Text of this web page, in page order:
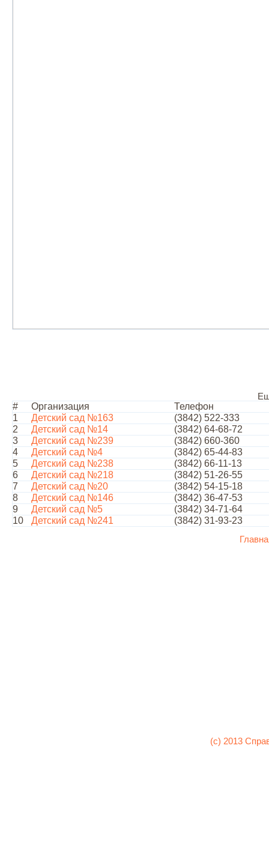
# Организация
Телефон
1
Детский сад №163
(3842) 522-333
2
Детский сад №14
(3842) 64-68-72
3
Детский сад №239
(3842) 660-360
4
Детский сад №4
(3842) 65-44-83
5
Детский сад №238
(3842) 66-11-13
6
Детский сад №218
(3842) 51-26-55
7
Детский сад №20
(3842) 54-15-18
8
Детский сад №146
(3842) 36-47-53
9
Детский сад №5
(3842) 34-71-64
10
Детский сад №241 (3842) 31-93-23
(c) 2013